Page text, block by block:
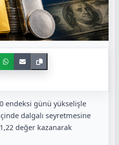
endeksi günü yükselişle
dalgalı seyretmesine
değer kazanarak